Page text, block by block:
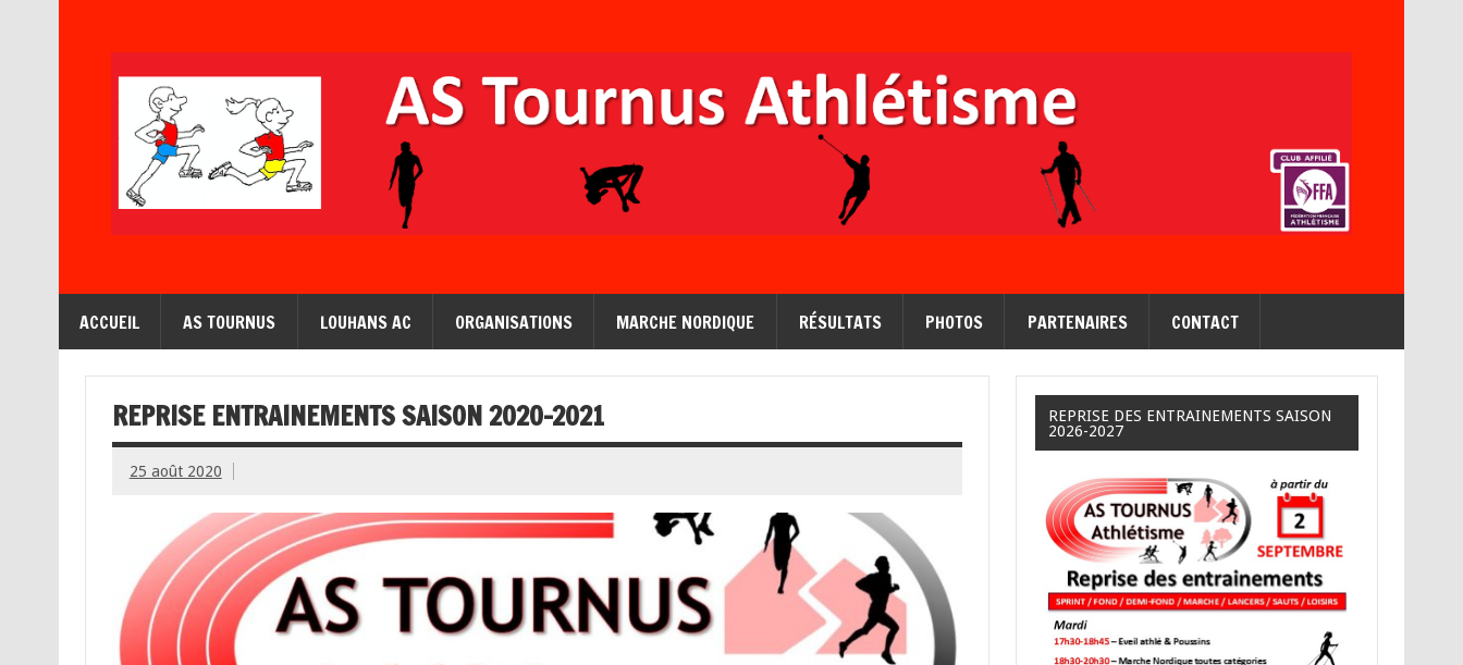
ACCUEIL AS TOURNUS LOUHANS AC ORGANISATIONS MARCHE NORDIQUE RÉSULTATS PHOTOS PARTENAIRES CONTACT
REPRISE ENTRAINEMENTS SAISON 2020-2021
25 août 2020
REPRISE DES ENTRAINEMENTS SAISON
2026-2027